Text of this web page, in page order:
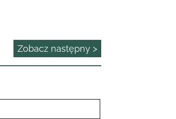
Zobacz następny >